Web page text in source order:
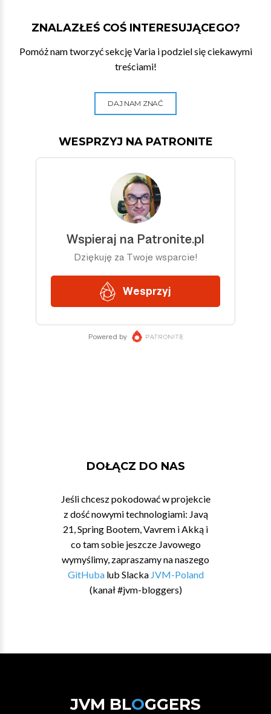
ZNALAZŁEŚ COŚ INTERESUJĄCEGO?
Pomóż nam tworzyć sekcję Varia i podziel się ciekawymi
treściami!
DAJ NAM ZNAĆ
WESPRZYJ NA PATRONITE
DOŁĄCZ DO NAS
Jeśli chcesz pokodować w projekcie
z dość nowymi technologiami: Javą
21, Spring Bootem, Vavrem i Akką i
co tam sobie jeszcze Javowego
wymyślimy, zapraszamy na naszego
GitHubalub Slacka JVM-Poland
(kanał #jvm-bloggers)
JVM BLOGGERS